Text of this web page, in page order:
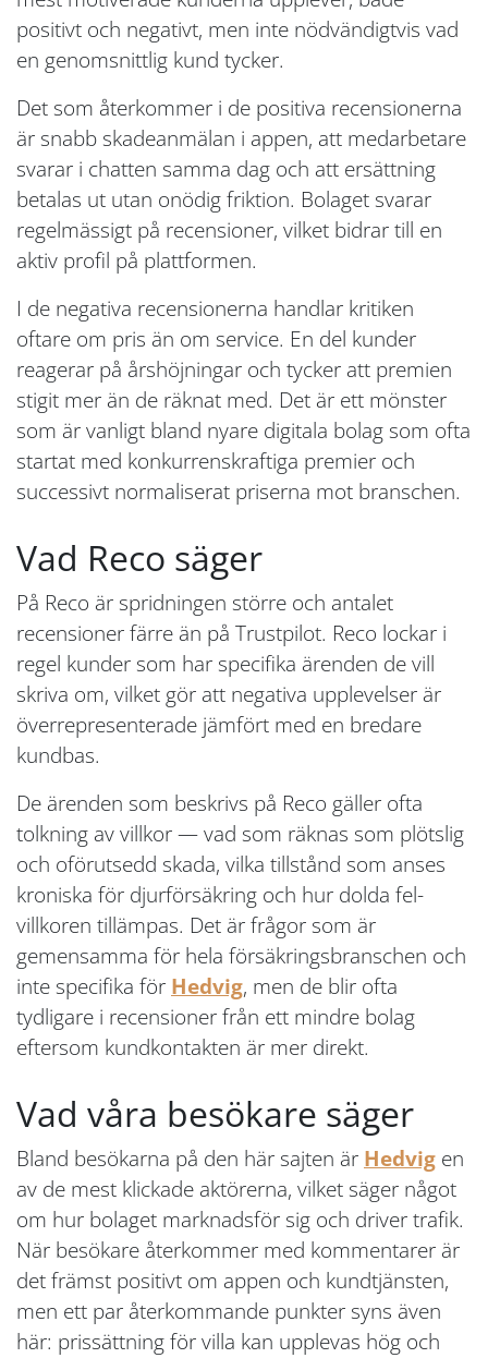
positivt och negativt, men inte nödvändigtvis vad
en genomsnittlig kund tycker.
Det som återkommer i de positiva recensionerna
är snabb skadeanmälan i appen, att medarbetare
svarar i chatten samma dag och att ersättning
betalas ut utan onödig friktion. Bolaget svarar
regelmässigt på recensioner, vilket bidrar till en
aktiv profil på plattformen.
I de negativa recensionerna handlar kritiken
oftare om pris än om service. En del kunder
reagerar på årshöjningar och tycker att premien
stigit mer än de räknat med. Det är ett mönster
som är vanligt bland nyare digitala bolag som ofta
startat med konkurrenskraftiga premier och
successivt normaliserat priserna mot branschen.
Vad Reco säger
På Reco är spridningen större och antalet
recensioner färre än på Trustpilot. Reco lockar i
regel kunder som har specifika ärenden de vill
skriva om, vilket gör att negativa upplevelser är
överrepresenterade jämfört med en bredare
kundbas.
De ärenden som beskrivs på Reco gäller ofta
tolkning av villkor — vad som räknas som plötslig
och oförutsedd skada, vilka tillstånd som anses
kroniska för djurförsäkring och hur dolda fel-
villkoren tillämpas. Det är frågor som är
gemensamma för hela försäkringsbranschen och
inte specifika för Hedvig, men de blir ofta
tydligare i recensioner från ett mindre bolag
eftersom kundkontakten är mer direkt.
Vad våra besökare säger
Bland besökarna på den här sajten är Hedvig en
av de mest klickade aktörerna, vilket säger något
om hur bolaget marknadsför sig och driver trafik.
När besökare återkommer med kommentarer är
det främst positivt om appen och kundtjänsten,
men ett par återkommande punkter syns även
här: prissättning för villa kan upplevas hög och